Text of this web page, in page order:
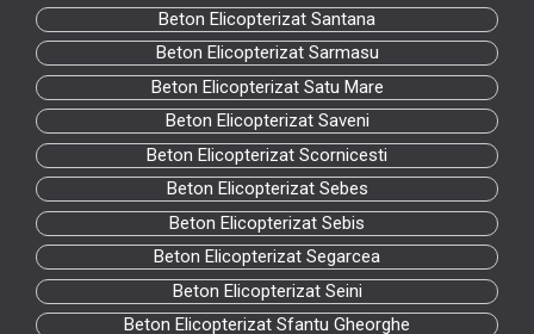
Beton Elicopterizat Santana
Beton Elicopterizat Sarmasu
Beton Elicopterizat Satu Mare
Beton Elicopterizat Saveni
Beton Elicopterizat Scornicesti
Beton Elicopterizat Sebes
Beton Elicopterizat Sebis
Beton Elicopterizat Segarcea
Beton Elicopterizat Seini
Beton Elicopterizat Sfantu Gheorghe